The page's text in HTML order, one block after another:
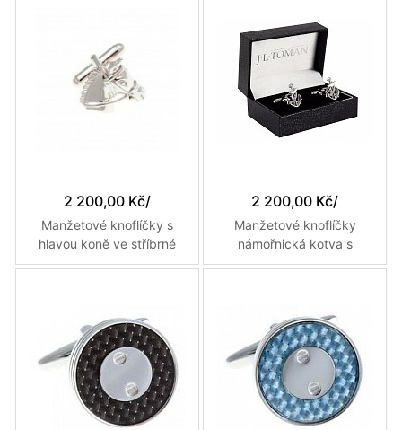
2 200,00 Kč/
Manžetové knoflíčky s
hlavou koně ve stříbrné
barvě
2 200,00 Kč/
Manžetové knoflíčky
námořnická kotva s
detailem kotevního lana